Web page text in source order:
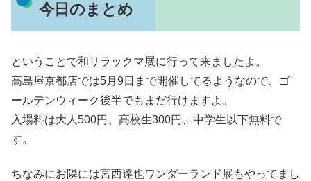
今日のまとめ
ということで和リラックマ展に行って来ましたよ。
高島屋京都店では5月9日まで開催してるようなので、ゴ
ールデンウィーク後半でもまだ行けますよ。
入場料は大人500円、高校生300円、中学生以下無料で
す。
ちなみにお隣には宮西達也ワンダーランド展もやってまし